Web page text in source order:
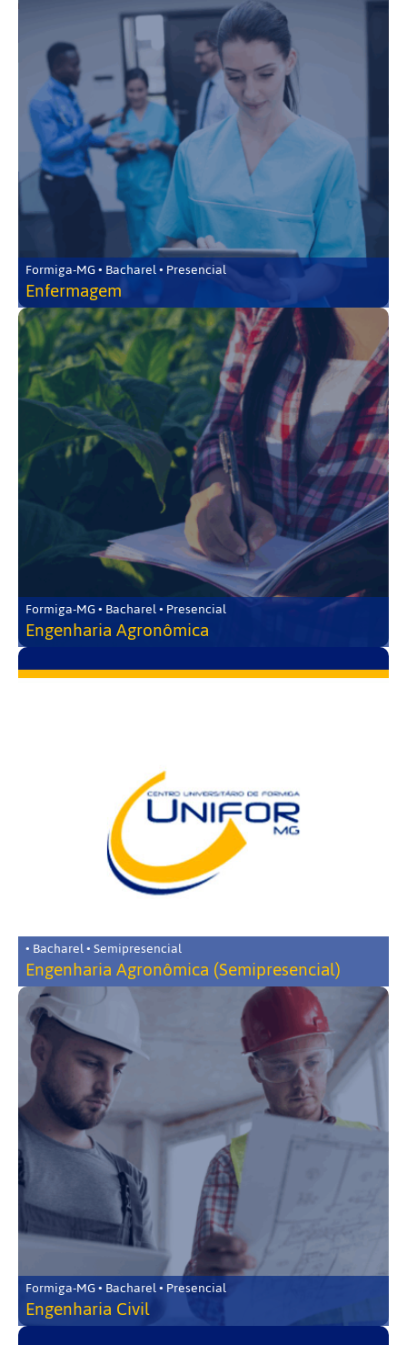
Formiga-MG • Bacharel • Presencial
Enfermagem
Formiga-MG • Bacharel • Presencial
Engenharia Agronômica
• Bacharel • Semipresencial
Engenharia Agronômica (Semipresencial)
Formiga-MG • Bacharel • Presencial
Engenharia Civil